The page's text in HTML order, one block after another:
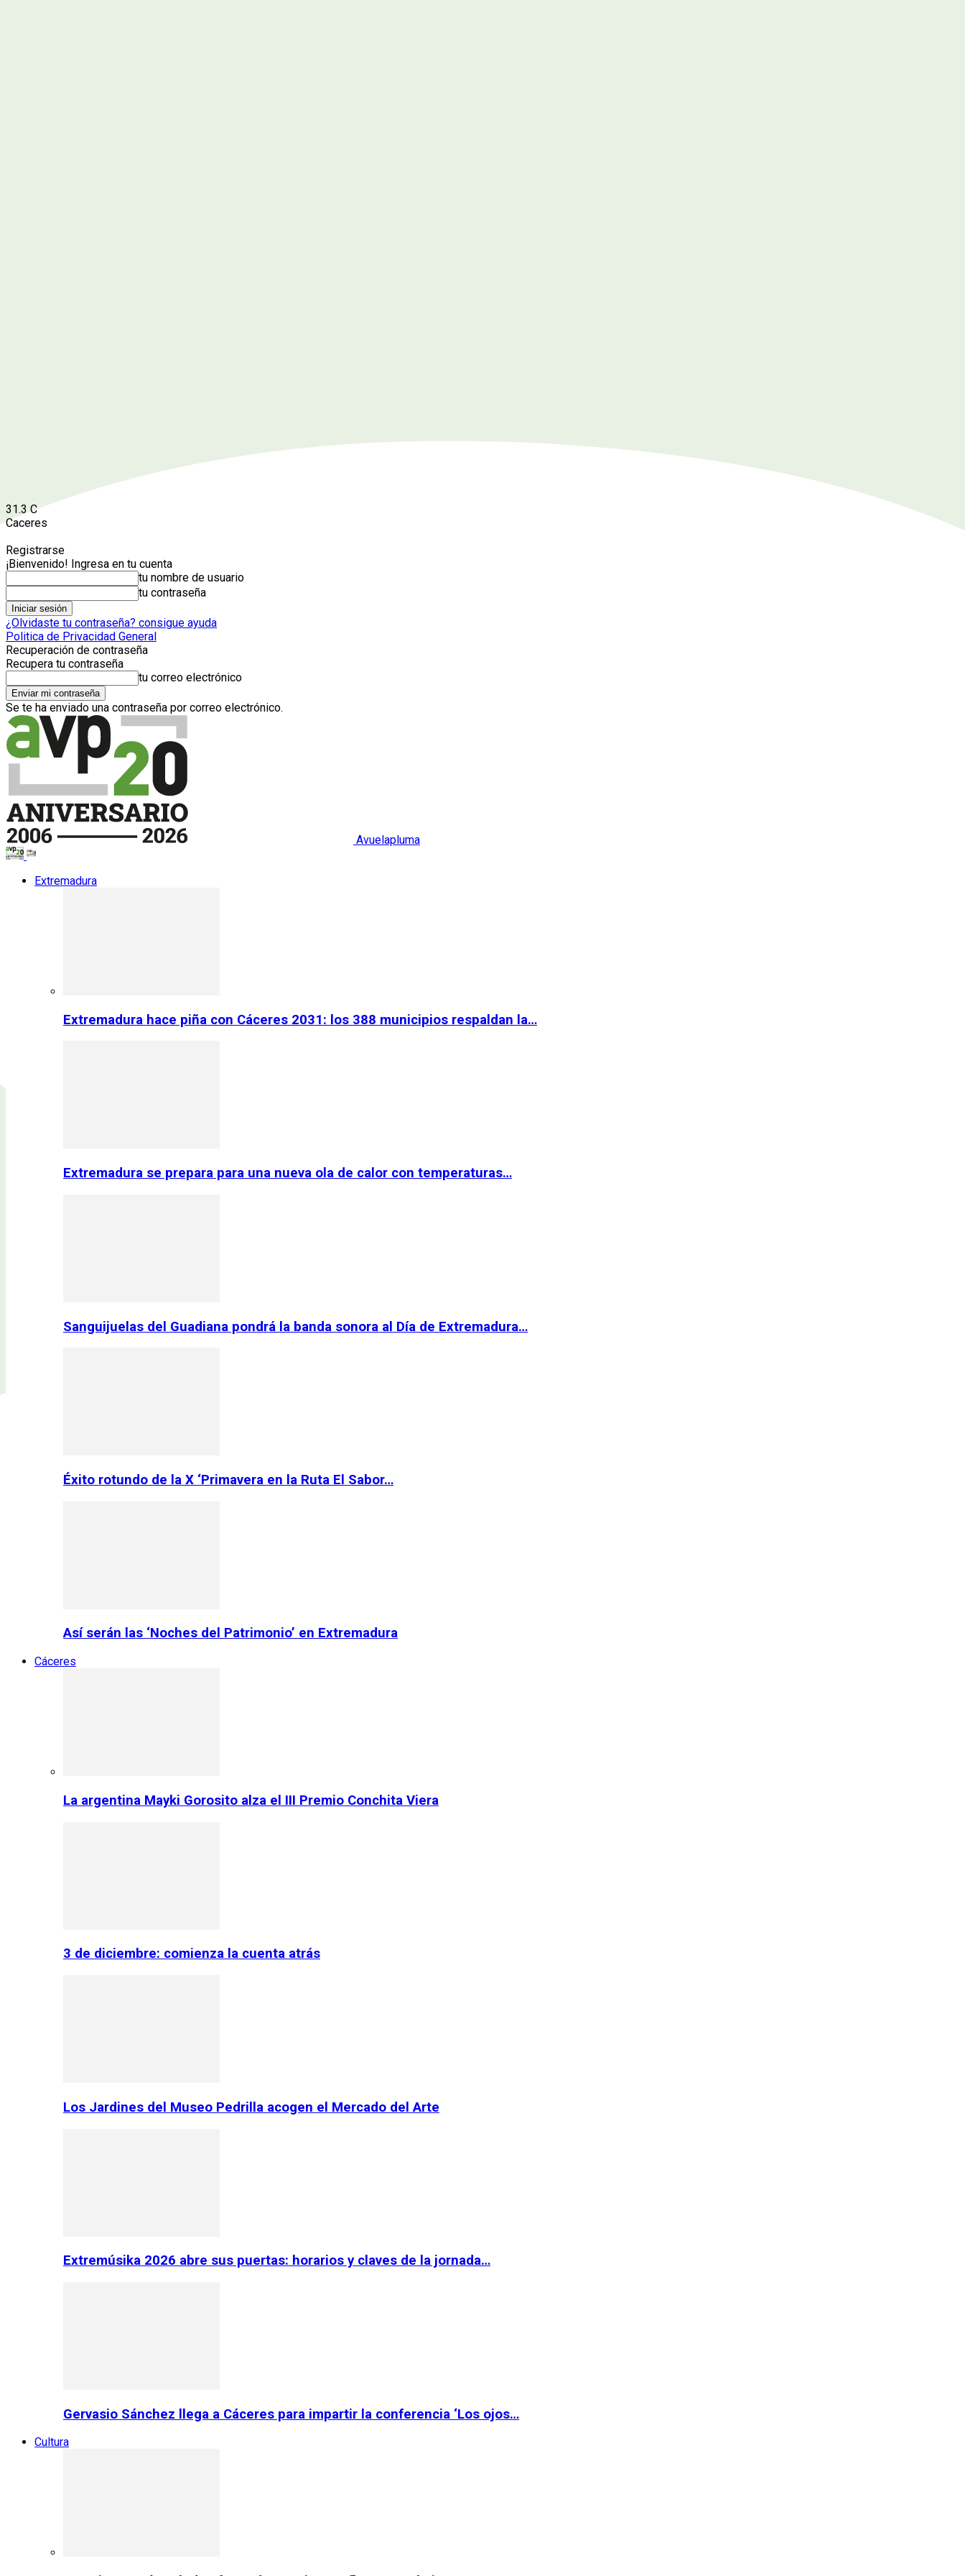
31.3 C
Caceres
Registrarse
¡Bienvenido! Ingresa en tu cuenta
tu nombre de usuario
tu contraseña
¿Olvidaste tu contraseña? consigue ayuda
Politica de Privacidad General
Recuperación de contraseña
Recupera tu contraseña
tu correo electrónico
Se te ha enviado una contraseña por correo electrónico.
Avuelapluma
Extremadura
Extremadura hace piña con Cáceres 2031: los 388 municipios respaldan la…
Extremadura se prepara para una nueva ola de calor con temperaturas…
Sanguijuelas del Guadiana pondrá la banda sonora al Día de Extremadura…
Éxito rotundo de la X ‘Primavera en la Ruta El Sabor…
Así serán las ‘Noches del Patrimonio’ en Extremadura
Cáceres
La argentina Mayki Gorosito alza el III Premio Conchita Viera
3 de diciembre: comienza la cuenta atrás
Los Jardines del Museo Pedrilla acogen el Mercado del Arte
Extremúsika 2026 abre sus puertas: horarios y claves de la jornada…
Gervasio Sánchez llega a Cáceres para impartir la conferencia ‘Los ojos…
Cultura